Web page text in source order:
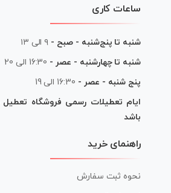
ساعات کاری
شنبه تا پنج‌شنبه - صبح - ۹ الی ۱۳
شنبه تا چهارشنبه - عصر - 16:30 الی 20
پنج شنبه - عصر - 16:30 الی 19
ایام تعطیلات رسمی فروشگاه
باشد
راهنمای خرید
نحوه ثبت سفارش